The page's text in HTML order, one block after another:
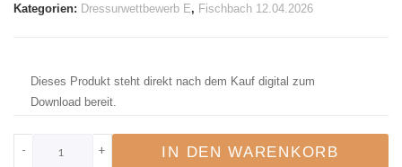
Kategorien: Dressurwettbewerb E, Fischbach 12.04.2026
Dieses Produkt steht direkt nach dem Kauf digital zum
Download bereit.
- + IN DEN WARENKORB